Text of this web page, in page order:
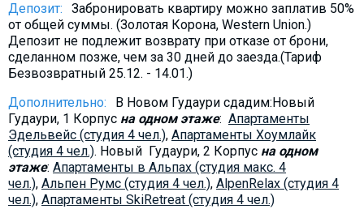
Депозит:
Забронировать квартиру можно заплатив 50%
от общей суммы. (Золотая Корона, Western Union.)
Депозит не подлежит возврату при отказе от брони,
сделанном позже, чем за 30 дней до заезда.(Тариф
Безвозвратный 25.12. - 14.01.)
Дополнительно:
В Новом Гудаури сдадим:Новый
Гудаури, 1 Корпус на одном этаже: Апартаменты
Эдельвейс (студия 4 чел.), Aпартаменты Хоумлайк
(студия 4 чел.). Новый Гудаури, 2 Корпус на одном
этаже: Aпартаменты в Альпах (студия макс. 4
чел.), Альпен Румс (студия 4 чел.), AlpenRelax (студия 4
чел.), Апартаменты SkiRetreat (студия 4 чел.)